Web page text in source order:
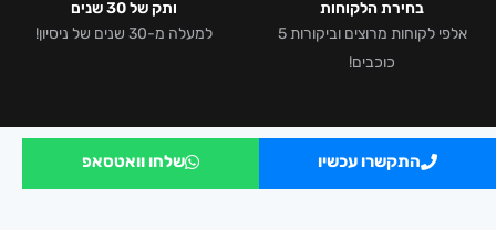
בחירת הלקוחות
אלפי לקוחות מרוצים וביקורות 5
כוכבים!
ותק של 30 שנים
למעלה מ-30 שנים של ניסיון!
התקשרו עכשיו שלחו וואטסאפ